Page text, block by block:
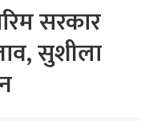
सरकार
सुशीला